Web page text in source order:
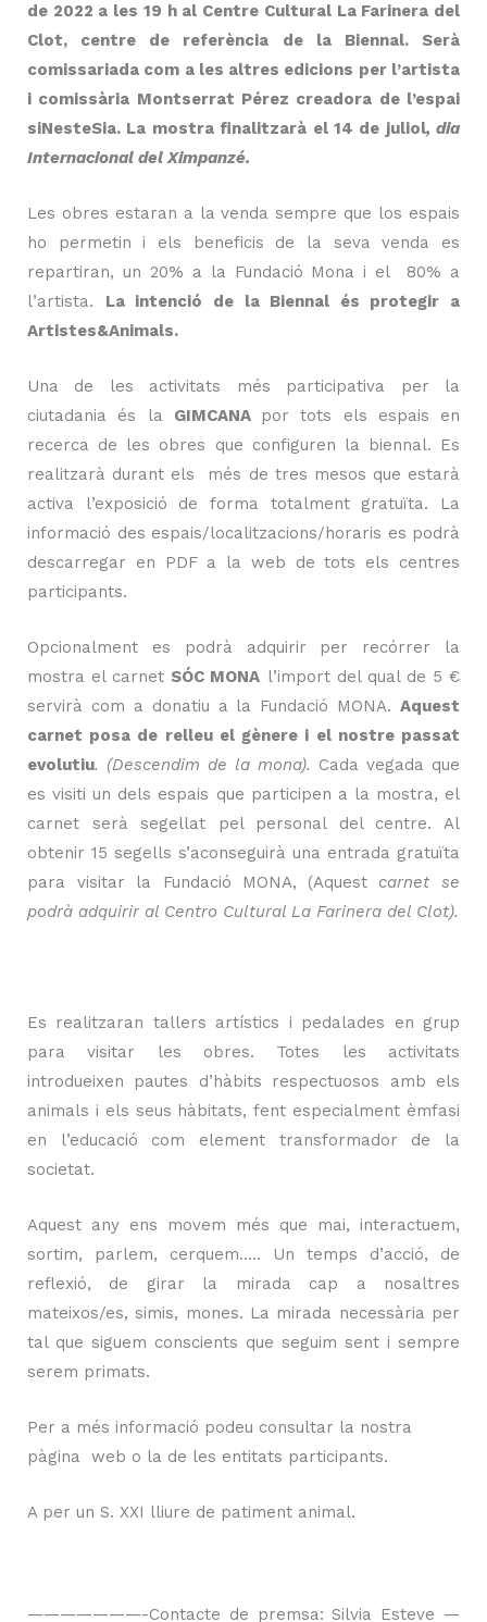
de 2022 a les 19 h al Centre Cultural La Farinera del
Clot, centre de referència de la Biennal. Serà
comissariada com a les altres edicions per l’artista
i comissària Montserrat Pérez creadora de l’espai
siNesteSia. La mostra finalitzarà el 14 de juliol, dia
Internacional del Ximpanzé.
Les obres estaran a la venda sempre que los espais
ho permetin i els beneficis de la seva venda es
repartiran, un 20% a la Fundació Mona i el 80% a
l’artista. La intenció de la Biennal és protegir a
Artistes&Animals.
Una de les activitats més participativa per la
ciutadania és la GIMCANA por tots els espais en
recerca de les obres que configuren la biennal. Es
realitzarà durant els més de tres mesos que estarà
activa l’exposició de forma totalment gratuïta. La
informació des espais/localitzacions/horaris es podrà
descarregar en PDF a la web de tots els centres
participants.
Opcionalment es podrà adquirir per recórrer la
mostra el carnet SÓC MONA l’import del qual de 5 €
servirà com a donatiu a la Fundació MONA. Aquest
carnet posa de relleu el gènere i el nostre passat
evolutiu. (Descendim de la mona). Cada vegada que
es visiti un dels espais que participen a la mostra, el
carnet serà segellat pel personal del centre. Al
obtenir 15 segells s’aconseguirà una entrada gratuïta
para visitar la Fundació MONA,
(Aquestcarnet se
podrà adquirir al Centro Cultural La Farinera del Clot).
Es realitzaran tallers artístics i pedalades en grup
para visitar les obres. Totes les activitats
introdueixen pautes d’hàbits respectuosos amb els
animals i els seus hàbitats, fent especialment èmfasi
en l’educació com element transformador de la
societat.
Aquest any ens movem més que mai, interactuem,
sortim, parlem, cerquem….. Un temps d’acció, de
reflexió, de girar la mirada cap a nosaltres
mateixos/es, simis, mones. La mirada necessària per
tal que siguem conscients que seguim sent i sempre
serem primats.
Per a més informació podeu consultar la nostra
pàgina web o la de les entitats participants.
A per un S. XXI lliure de patiment animal.
———————-Contacte de premsa: Silvia Esteve —